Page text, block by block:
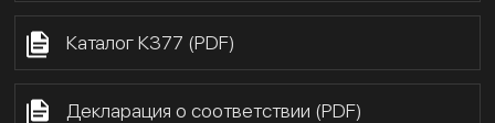
Каталог К377 (PDF)
Декларация о соответствии (PDF)